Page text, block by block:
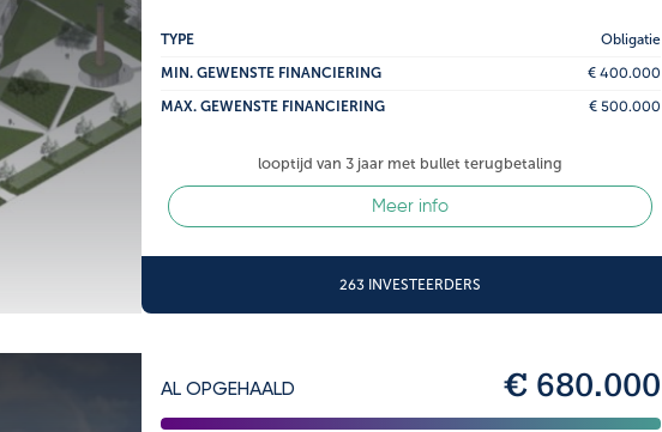
TYPE
Obligatie
MIN. GEWENSTE FINANCIERING
€ 400.000
MAX. GEWENSTE FINANCIERING
€ 500.000
looptijd van 3 jaar met bullet terugbetaling
Meer info
263 INVESTEERDERS
€ 680.000
AL OPGEHAALD